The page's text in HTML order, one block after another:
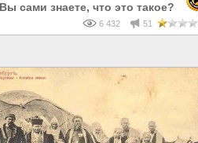
сами знаете, что это такое?
6 432 51